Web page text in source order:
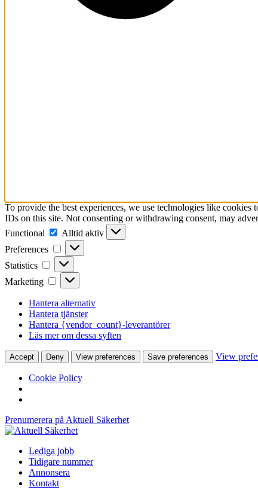
To provide the best experiences, we use technologies like
IDs on this site. Not consenting or withdrawing consent, may
Functional
Functional
Alltid aktiv
Preferences
Preferences
Statistics Statistics
Marketing Marketing
Hantera alternativ
Hantera tjänster
Hantera {vendor_count}-leverantörer
Läs mer om dessa syften
Accept Deny View preferences Save preferences View
Cookie Policy
Prenumerera på Aktuell Säkerhet
Lediga jobb
Tidigare nummer
Annonsera
Kontakt